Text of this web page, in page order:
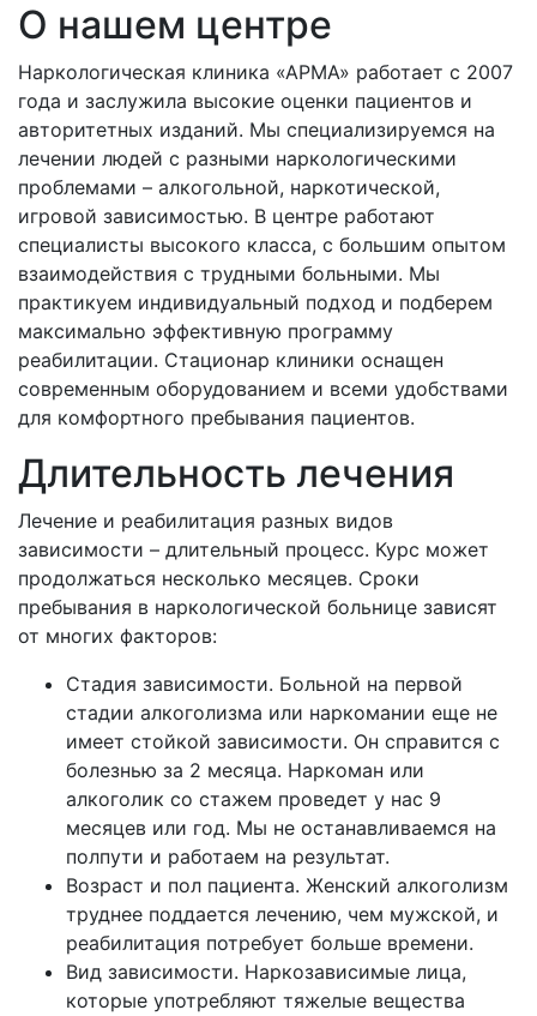
О нашем центре
Наркологическая клиника «АРМА» работает с 2007
года и заслужила высокие оценки пациентов и
авторитетных изданий. Мы специализируемся на
лечении людей с разными наркологическими
проблемами – алкогольной, наркотической,
игровой зависимостью. В центре работают
специалисты высокого класса, с большим опытом
взаимодействия с трудными больными. Мы
практикуем индивидуальный подход и подберем
максимально эффективную программу
реабилитации. Стационар клиники оснащен
современным оборудованием и всеми удобствами
для комфортного пребывания пациентов.
Длительность лечения
Лечение и реабилитация разных видов
зависимости – длительный процесс. Курс может
продолжаться несколько месяцев. Сроки
пребывания в наркологической больнице зависят
от многих факторов:
Стадия зависимости. Больной на первой
стадии алкоголизма или наркомании еще не
имеет стойкой зависимости. Он справится с
болезнью за 2 месяца. Наркоман или
алкоголик со стажем проведет у нас 9
месяцев или год. Мы не останавливаемся на
полпути и работаем на результат.
Возраст и пол пациента. Женский алкоголизм
труднее поддается лечению, чем мужской, и
реабилитация потребует больше времени.
Вид зависимости. Наркозависимые лица,
которые употребляют тяжелые вещества